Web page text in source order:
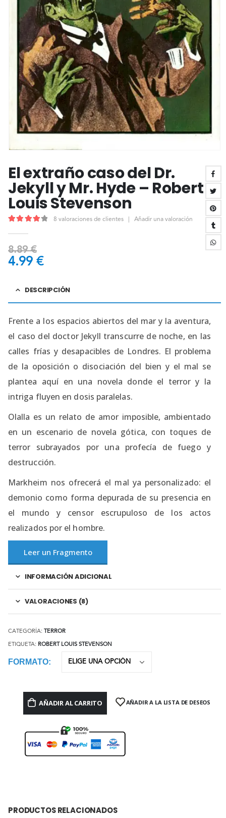
El extraño caso del Dr.
Jekyll y Mr. Hyde – Robert
Louis Stevenson
8 valoraciones de clientes Añadir una valoración
8.89€
4.99 €
DESCRIPCIÓN
Frente a los espacios abiertos del mar y la aventura,
el caso del doctor Jekyll transcurre de noche, en las
calles frías y desapacibles de Londres. El problema
de la oposición o disociación del bien y el mal se
plantea aquí en una novela donde el terror y la
intriga fluyen en dosis paralelas.
Olalla es un relato de amor imposible, ambientado
en un escenario de novela gótica, con toques de
terror subrayados por una profecía de fuego y
destrucción.
Markheim nos ofrecerá el mal ya personalizado: el
demonio como forma depurada de su presencia en
el mundo y censor escrupuloso de los actos
realizados por el hombre.
Leer un Fragmento
INFORMACIÓN ADICIONAL
VALORACIONES (8)
CATEGORÍA: TERROR
ETIQUETA: ROBERT LOUIS STEVENSON
FORMATO
AÑADIR AL CARRITO AÑADIR A LA LISTA DE DESEOS
PRODUCTOS RELACIONADOS